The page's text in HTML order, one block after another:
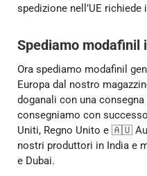
spedizione nell’UE richiede
Spediamo modafinil
Ora spediamo modafinil
Europa dal nostro
doganali con una
consegniamo con
Uniti, Regno Unito e 🇦🇺
nostri produttori in India e
e Dubai.